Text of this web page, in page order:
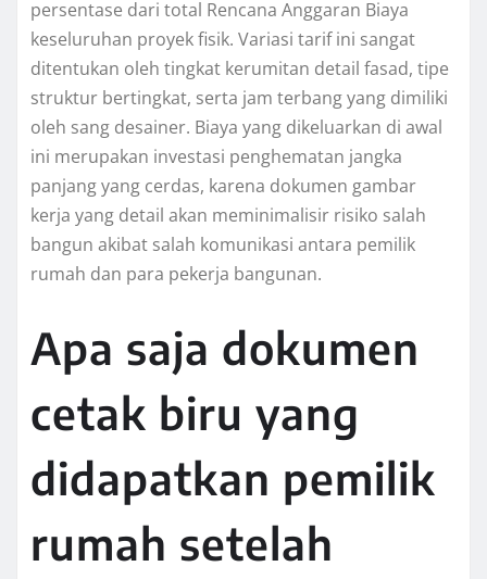
persentase dari total Rencana Anggaran Biaya
keseluruhan proyek fisik. Variasi tarif ini sangat
ditentukan oleh tingkat kerumitan detail fasad, tipe
struktur bertingkat, serta jam terbang yang dimiliki
oleh sang desainer. Biaya yang dikeluarkan di awal
ini merupakan investasi penghematan jangka
panjang yang cerdas, karena dokumen gambar
kerja yang detail akan meminimalisir risiko salah
bangun akibat salah komunikasi antara pemilik
rumah dan para pekerja bangunan.
Apa saja dokumen
cetak biru yang
didapatkan pemilik
rumah setelah